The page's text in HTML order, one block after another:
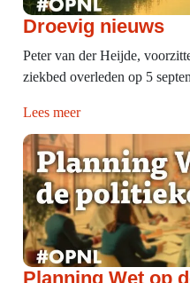
Droevig nieuws
Peter van der Heijde,
ziekbed overleden op 5
Lees meer
Planning Wet op